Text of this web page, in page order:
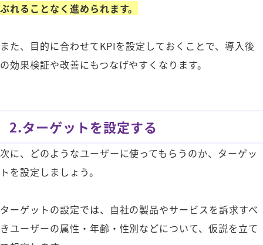
ぶれることなく進められます。
また、目的に合わせてKPIを設定しておくことで、導入後
の効果検証や改善にもつなげやすくなります。
2.ターゲットを設定する
次に、どのようなユーザーに使ってもらうのか、ターゲッ
トを設定しましょう。
ターゲットの設定では、自社の製品やサービスを訴求すべ
きユーザーの属性・年齢・性別などについて、仮説を立て